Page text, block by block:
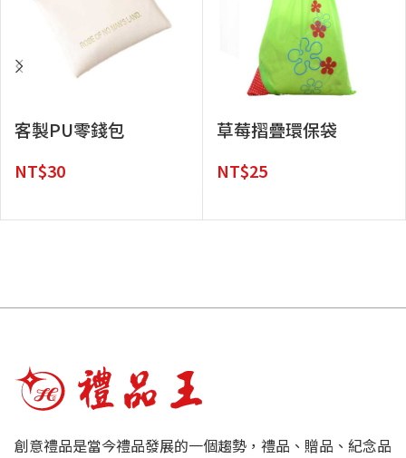
客製PU零錢包
NT$30
草莓摺疊環保袋
NT$25
創意禮品是當今禮品發展的一個趨勢，禮品、贈品、紀念品